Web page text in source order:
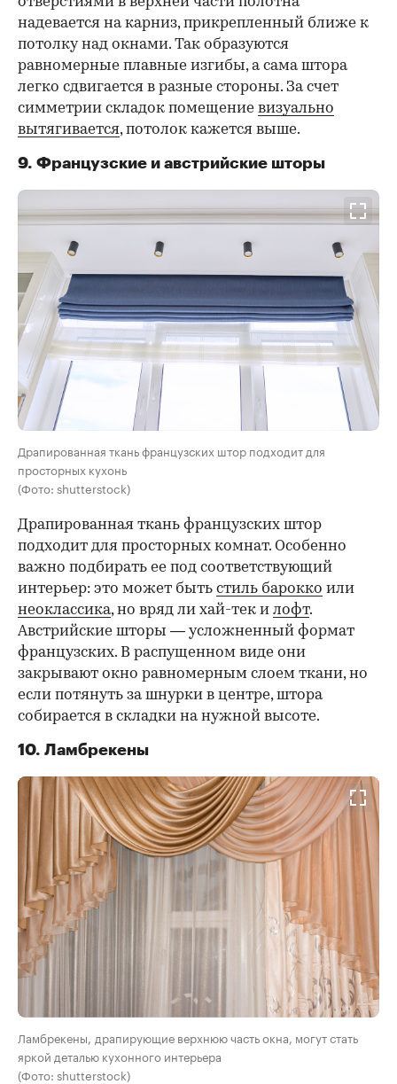
надевается на карниз, прикрепленный ближе к
потолку над окнами. Так образуются
равномерные плавные изгибы, а сама штора
легко сдвигается в разные стороны. За счет
симметрии складок помещение визуально
вытягивается, потолок кажется выше.
9. Французские и австрийские шторы
Драпированная ткань французских штор подходит для
просторных кухонь
(Фото: shutterstock)
Драпированная ткань французских штор
подходит для просторных комнат. Особенно
важно подбирать ее под соответствующий
интерьер: это может быть стиль барокко или
неоклассика, но вряд ли хай-тек и лофт.
Австрийские шторы — усложненный формат
французских. В распущенном виде они
закрывают окно равномерным слоем ткани, но
если потянуть за шнурки в центре, штора
собирается в складки на нужной высоте.
10. Ламбрекены
Ламбрекены, драпирующие верхнюю часть окна, могут стать
яркой деталью кухонного интерьера
(Фото: shutterstock)